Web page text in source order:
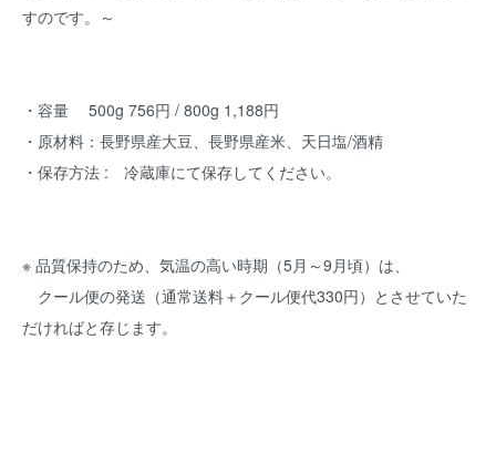
すのです。～
・容量 500g 756円 / 800g 1,188円
・原材料：長野県産大豆、長野県産米、天日塩/酒精
・保存方法 : 冷蔵庫にて保存してください。
※ 品質保持のため、気温の高い時期（5月～9月頃）は、
クール便の発送（通常送料＋クール便代330円）とさせていた
だければと存じます。